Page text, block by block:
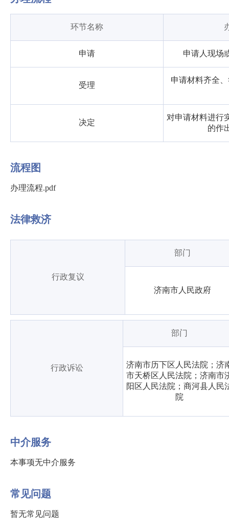
环节名称
申请 申请人现场
受理
申请材料齐全
决定
对申请材料进行
的作
流程图
办理流程.pdf
法律救济
行政复议
部门
济南市人民政府
行政诉讼
部门
济南市历下区人民法院；济
市天桥区人民法院；济南市
阳区人民法院；商河县人民
院
中介服务
本事项无中介服务
常见问题
暂无常见问题